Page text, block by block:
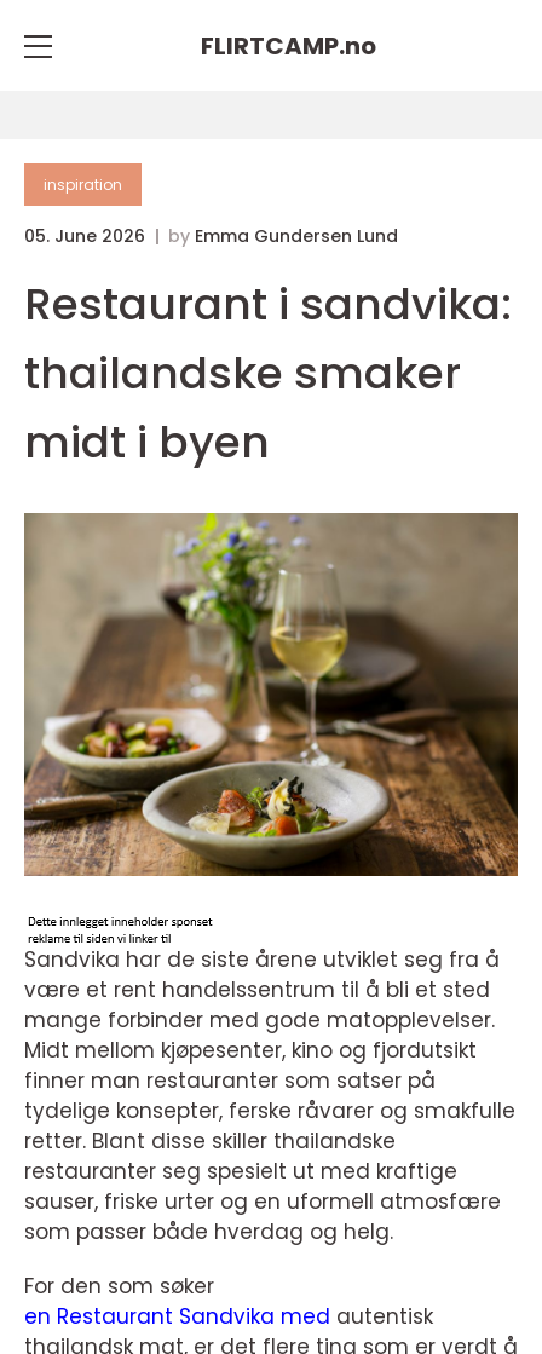
FLIRTCAMP.no
inspiration
05. June 2026 by Emma Gundersen Lund
Restaurant i sandvika:
thailandske smaker
midt i byen
Sandvika har de siste årene utviklet seg fra å
være et rent handelssentrum til å bli et sted
mange forbinder med gode matopplevelser.
Midt mellom kjøpesenter, kino og fjordutsikt
finner man restauranter som satser på
tydelige konsepter, ferske råvarer og smakfulle
retter. Blant disse skiller thailandske
restauranter seg spesielt ut med kraftige
sauser, friske urter og en uformell atmosfære
som passer både hverdag og helg.
For den som søker
en Restaurant Sandvika med autentisk
thailandsk mat, er det flere ting som er verdt å